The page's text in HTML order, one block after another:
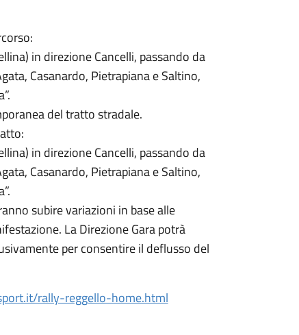
in direzione Cancelli, passando da
Casanardo, Pietrapiana e Saltino,
del tratto stradale.
in direzione Cancelli, passando da
Casanardo, Pietrapiana e Saltino,
subire variazioni in base alle
La Direzione Gara potrà
per consentire il deflusso del
rally-reggello-home.html